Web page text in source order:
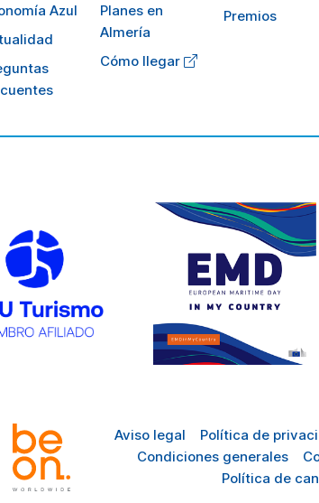
Azul
Planes en
Almería
Cómo llegar
Premios
Aviso legal Política de
Condiciones generales
Política de